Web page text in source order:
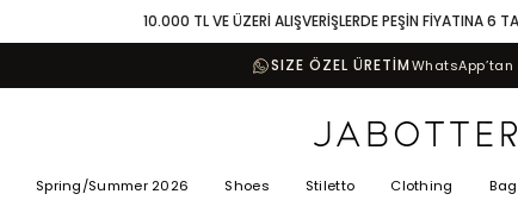
10.000 TL VE ÜZERİ ALIŞVERİŞLERDE PEŞİN FİYATINA 6
SIZE ÖZEL ÜRETİMWhatsApp’tan
Spring/Summer 2026 Shoes Stiletto Clothing